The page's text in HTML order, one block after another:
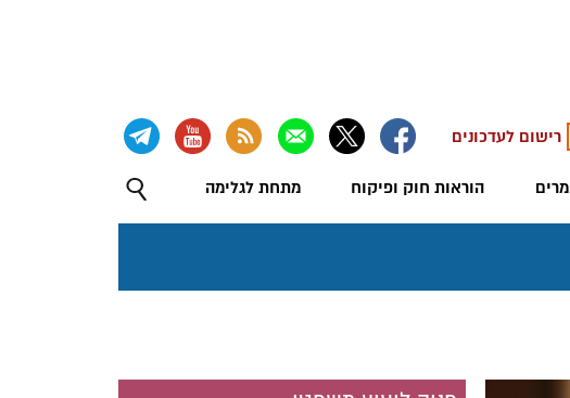
הוראות חוק ופיקוח מתחת לגלימה
רישום לעדכונים